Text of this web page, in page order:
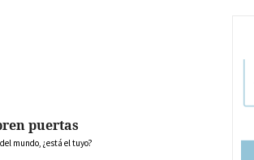
puertas
mundo, ¿está el tuyo?